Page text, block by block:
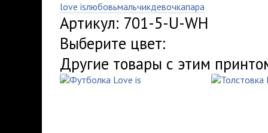
love isлюбовьмальчикдевочкапара
Артикул: 701-5-U-WH
Выберите цвет:
Другие товары с этим